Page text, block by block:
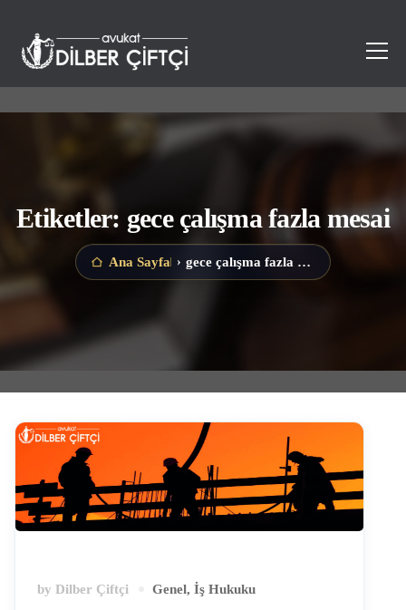
Etiketler: gece çalışma fazla mesai
Ana Sayfa › gece çalışma fazla mesai
by Dilber Çiftçi Genel, İş Hukuku